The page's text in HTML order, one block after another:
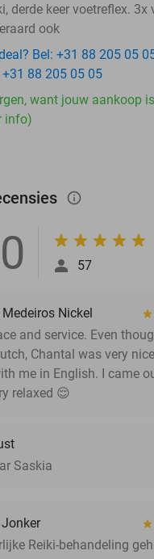
derde keer voetreflex. 3x
ook
Bel: +31 88 205 05
88 205 05 05
want jouw aankoop
info)
info_outlined
57
Medeiros Nickel
and service. Even
Chantal was very
me in English. I came
relaxed 😌
Saskia
Reiki-behandeling